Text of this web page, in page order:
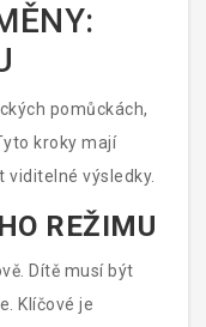
pomůckách,
kroky mají
viditelné výsledky.
REŽIMU
Dítě musí být
Klíčové je